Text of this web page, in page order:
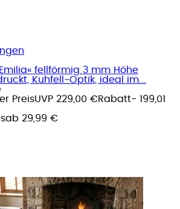
fellförmig 3 mm Höhe
Kuhfell-Optik, ideal im...
PreisUVP 229,00 €Rabatt- 199,01
ab 29,99 €